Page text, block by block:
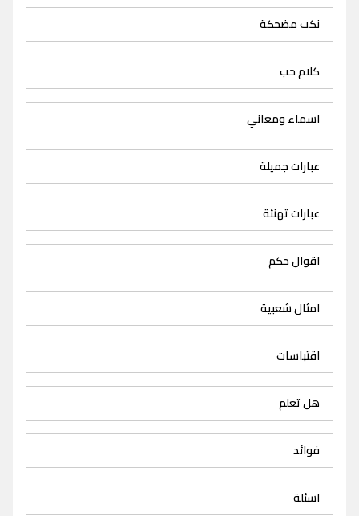
نكت مضحكة
كلام حب
اسماء ومعاني
عبارات جميلة
عبارات تهنئة
اقوال حكم
امثال شعبية
اقتباسات
هل تعلم
فوائد
اسئلة